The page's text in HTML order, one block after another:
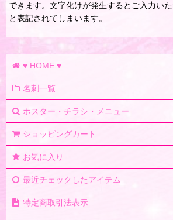
できます。文字化けが発生するとご入力いた
と表記されてしまいます。
♥ HOME ♥
名刺一覧
ポスター・チラシ・メニュー
ショッピングカート
お気に入り
最近チェックしたアイテム
特定商取引法表示